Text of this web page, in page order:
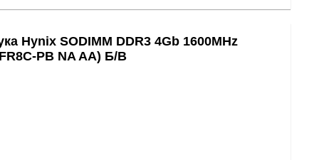
Hynix SODIMM DDR3 4Gb 1600MHz
PB NA AA) Б/В